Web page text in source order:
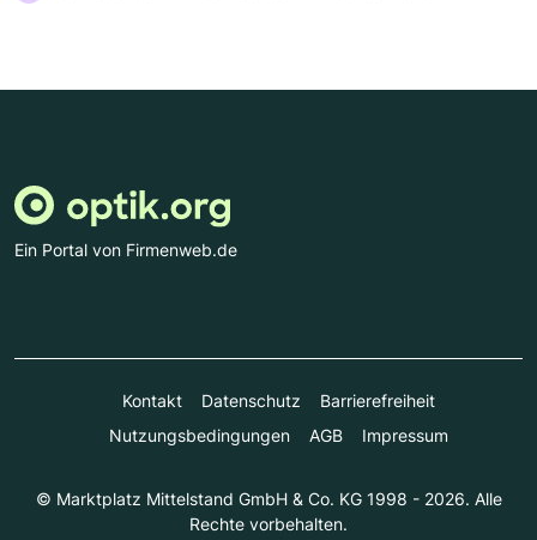
Ein Portal von Firmenweb.de
Kontakt Datenschutz
Barrierefreiheit
Nutzungsbedingungen
AGB Impressum
© Marktplatz Mittelstand GmbH & Co. KG 1998 - 2026. Alle
Rechte vorbehalten.